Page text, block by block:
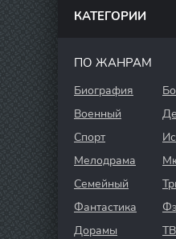
КАТЕГОРИИ
ПО ЖАНРАМ
Биография
Военный
Спорт
Мелодрама
Семейный
Фантастика
Дорамы